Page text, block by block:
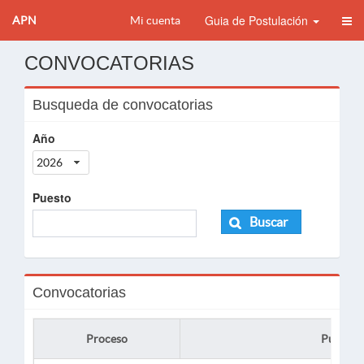
APN Mi cuenta Guia de Postulación
CONVOCATORIAS
Busqueda de convocatorias
Año
2026
Puesto
Buscar
Convocatorias
Proceso Puesto